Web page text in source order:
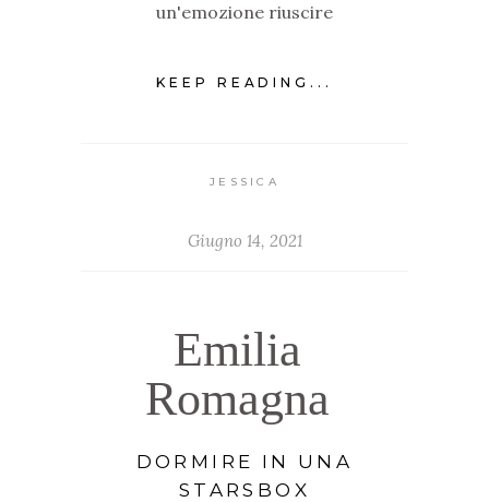
un'emozione riuscire
KEEP READING...
JESSICA
Giugno 14, 2021
Emilia
Romagna
DORMIRE IN UNA
STARSBOX